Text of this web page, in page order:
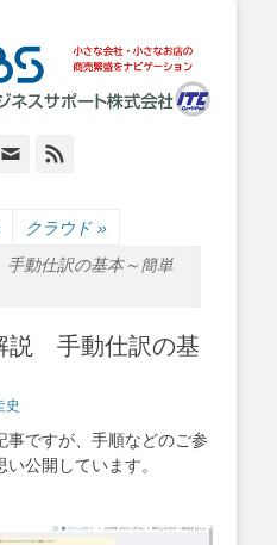
岸本ビジネスサポ
ート株式会社
経営をナビゲーション
Email
クラウド »
動仕訳の基本～簡単
説 手動仕訳の基
史
事ですが、手順などのご参
公開しています。